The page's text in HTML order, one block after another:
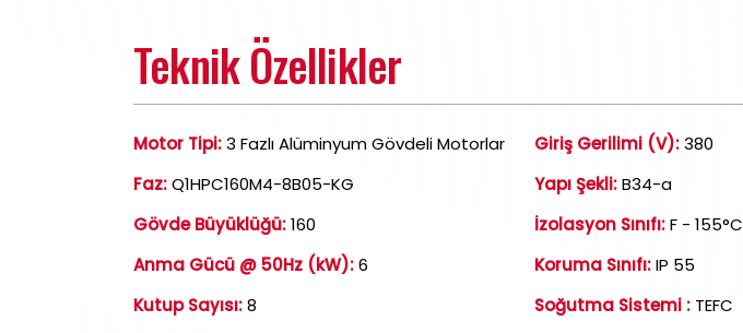
Teknik Özellikler
Motor Tipi:3 Fazlı Alüminyum Gövdeli Motorlar
Faz:Q1HPC160M4-8B05-KG
Gövde Büyüklüğü:160
Anma Gücü @ 50Hz (kW):6
Kutup Sayısı:8
Giriş Gerilimi (V):380
Yapı Şekli:B34-a
İzolasyon Sınıfı:F - 155°C
Koruma Sınıfı:IP 55
Soğutma Sistemi :TEFC